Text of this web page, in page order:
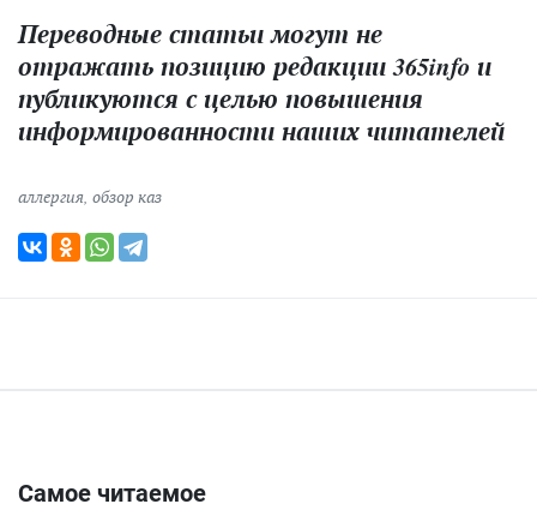
Переводные статьи могут не
отражать позицию редакции 365info и
публикуются с целью повышения
информированности наших читателей
аллергия, обзор каз
Самое читаемое